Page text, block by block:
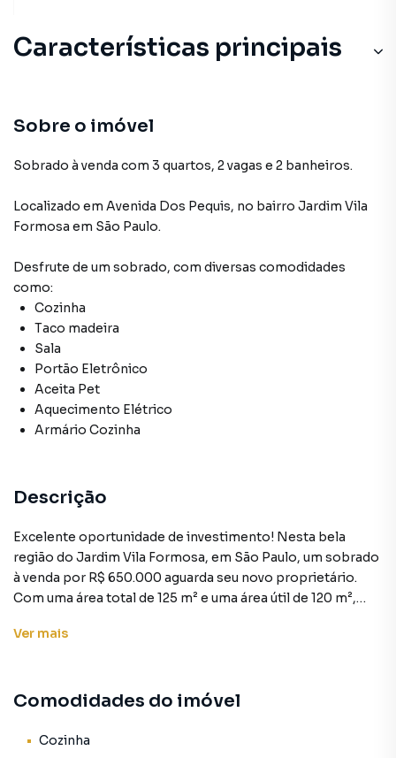
Características principais
Aceita Pet
Sobre o imóvel
Sobrado à venda com 3 quartos, 2 vagas e 2 banheiros.
Localizado em Avenida Dos Pequis, no bairro Jardim Vila
Formosa em São Paulo.
Desfrute de um sobrado, com diversas comodidades
como:
Cozinha
Taco madeira
Sala
Portão Eletrônico
Aceita Pet
Aquecimento Elétrico
Armário Cozinha
Descrição
Excelente oportunidade de investimento! Nesta bela
região do Jardim Vila Formosa, em São Paulo, um sobrado
à venda por R$ 650.000 aguarda seu novo proprietário.
Com uma área total de 125 m² e uma área útil de 120 m²,
sala e uma cozinha equipada. Os pisos de taco de madeira
elétrico proporciona conforto durante os dias mais frios.
Ver mais
Comodidades do imóvel
Cozinha